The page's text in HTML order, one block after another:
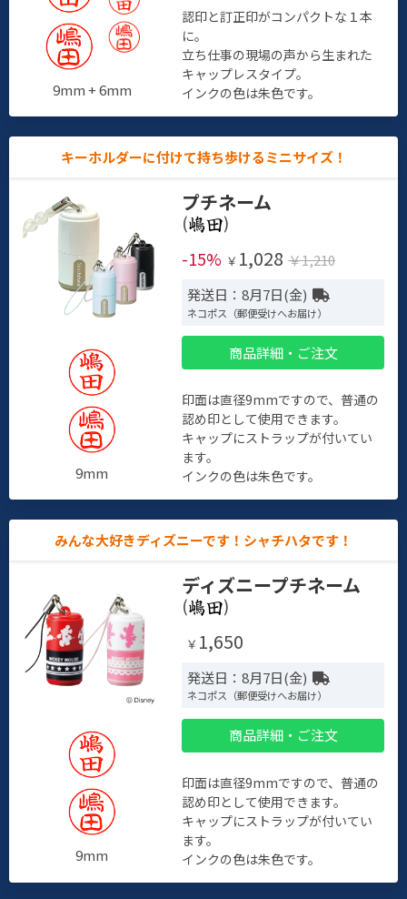
9mm + 6mm
認印と訂正印がコンパクトな１本
に。
立ち仕事の現場の声から生まれた
キャップレスタイプ。
インクの色は朱色です。
キーホルダーに付けて持ち歩けるミニサイズ！
9mm
プチネーム
(
)
-15% ￥ 1,028 ￥1,210
発送日：8月7日(金)
ネコポス（郵便受けへお届け）
商品詳細・ご注文
印面は直径9mmですので、普通の
認め印として使用できます。
キャップにストラップが付いてい
ます。
インクの色は朱色です。
みんな大好きディズニーです！シャチハタです！
9mm
ディズニープチネーム
( )
￥ 1,650
発送日：8月7日(金)
ネコポス（郵便受けへお届け）
商品詳細・ご注文
印面は直径9mmですので、普通の
認め印として使用できます。
キャップにストラップが付いてい
ます。
インクの色は朱色です。